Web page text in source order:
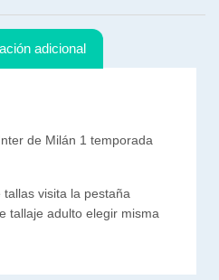
adicional
de Milán 1 temporada
visita la pestaña
tallaje adulto elegir misma